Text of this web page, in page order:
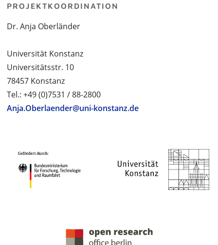
PROJEKTKOORDINATION
Dr. Anja Oberländer
Universität Konstanz
Universitätsstr. 10
78457 Konstanz
Tel.: +49 (0)7531 / 88-2800
Anja.Oberlaender@uni-konstanz.de